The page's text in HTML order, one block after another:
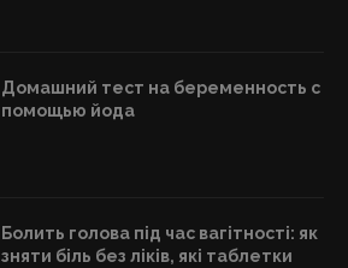
Домашний тест на беременность с
помощью йода
Болить голова під час вагітності: як
зняти біль без ліків, які таблетки